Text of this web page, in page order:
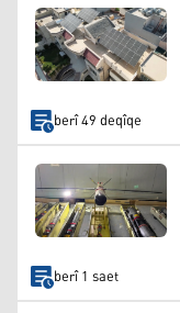
berî 49 deqîqe
berî 1 saet